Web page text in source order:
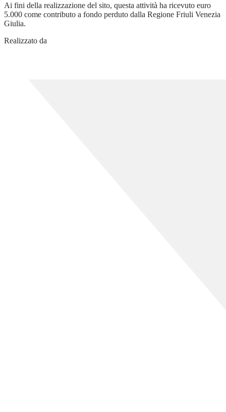
Ai fini della realizzazione del sito, questa attività ha ricevuto euro
5.000 come contributo a fondo perduto dalla Regione Friuli Venezia
Giulia.
Realizzato da